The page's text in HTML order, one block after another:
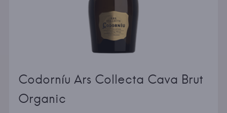
Codorníu Ars Collecta Cava Brut
Organic